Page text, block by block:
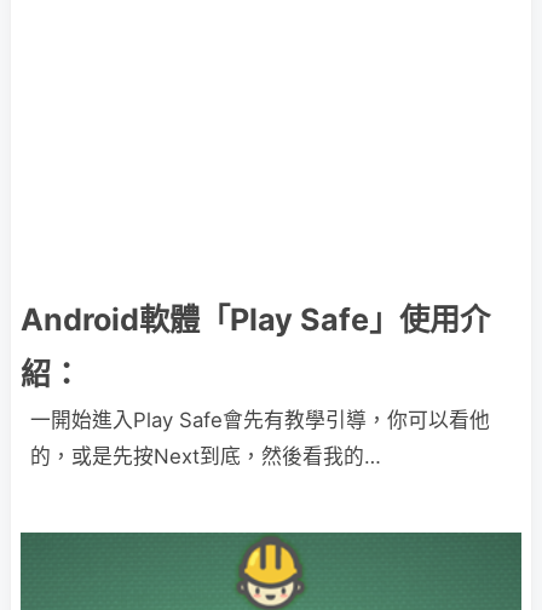
Android軟體「Play Safe」使用介
紹：
一開始進入Play Safe會先有教學引導，你可以看他
的，或是先按Next到底，然後看我的…